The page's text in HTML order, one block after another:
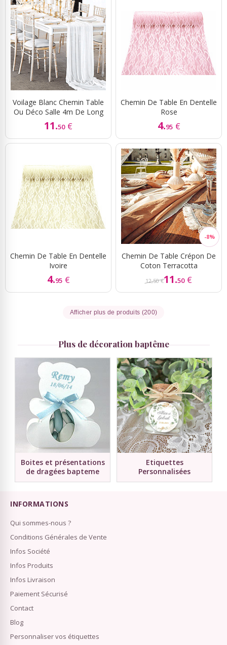
Voilage Blanc Chemin Table
Ou Déco Salle 4m De Long
11.50 €
Chemin De Table En Dentelle
Rose
4.95 €
Chemin De Table En Dentelle
Ivoire
4.95 €
Chemin De Table Crépon De
Coton Terracotta
12,50 €11.50 €
Afficher plus de produits (200)
Plus de décoration baptême
Boites et présentations
de dragées bapteme
Etiquettes
Personnalisées
INFORMATIONS
Qui sommes-nous ?
Conditions Générales de Vente
Infos Société
Infos Produits
Infos Livraison
Paiement Sécurisé
Contact
Blog
Personnaliser vos étiquettes